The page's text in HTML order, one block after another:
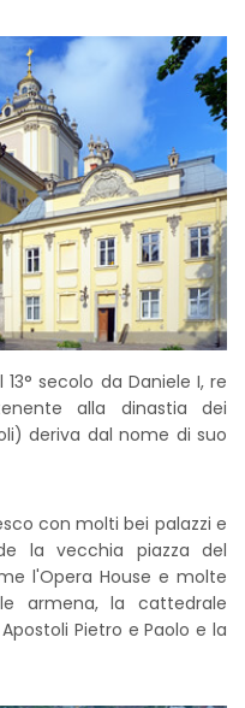
secolo da Daniele I, re
alla dinastia dei
deriva dal nome di suo
con molti bei palazzi e
la vecchia piazza del
l'Opera House e molte
armena, la cattedrale
Pietro e Paolo e la